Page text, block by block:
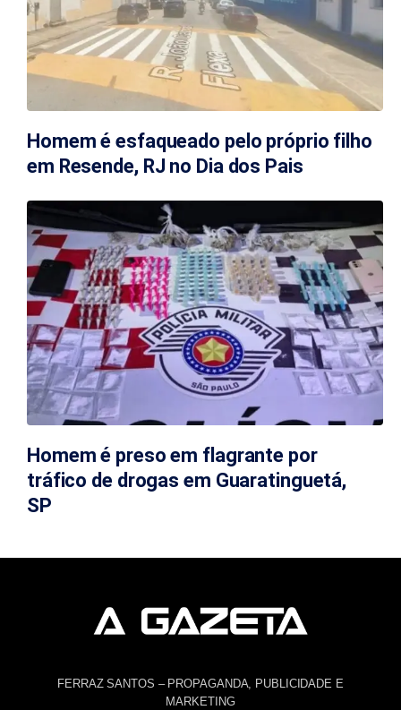
Homem é esfaqueado pelo próprio filho
em Resende, RJ no Dia dos Pais
Homem é preso em flagrante por
tráfico de drogas em Guaratinguetá,
SP
FERRAZ SANTOS – PROPAGANDA, PUBLICIDADE E
MARKETING